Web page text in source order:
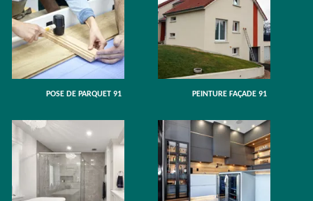
POSE DE PARQUET 91 PEINTURE FAÇADE 91